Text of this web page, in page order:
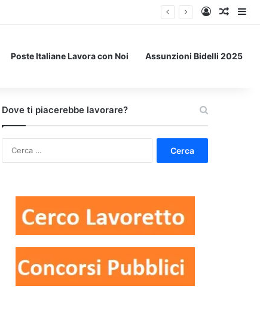
Accedi
Un
Poste Italiane Lavora con Noi Assunzioni Bidelli 2025
Dove ti piacerebbe lavorare?